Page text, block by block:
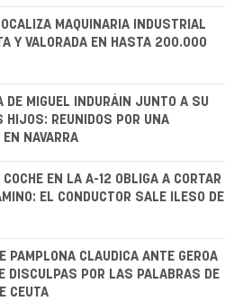
MAQUINARIA INDUSTRIAL
Y VALORADA EN HASTA 200.000
DE MIGUEL INDURÁIN JUNTO A SU
HIJOS: REUNIDOS POR UNA
NAVARRA
COCHE EN LA A-12 OBLIGA A CORTAR
EL CONDUCTOR SALE ILESO DE
PAMPLONA CLAUDICA ANTE GEROA
DISCULPAS POR LAS PALABRAS DE
CEUTA